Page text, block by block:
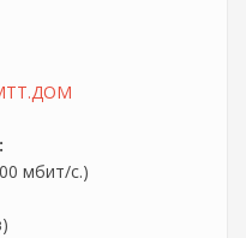
мбит/с.)